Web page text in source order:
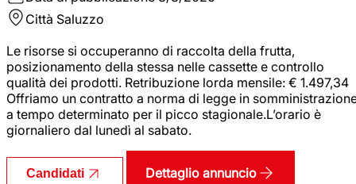
Città Saluzzo
Le risorse si occuperanno di raccolta della frutta,
posizionamento della stessa nelle cassette e controllo
qualità dei prodotti. Retribuzione lorda mensile: € 1.497,34
Offriamo un contratto a norma di legge in
a tempo determinato per il picco stagionale.L’orario è
giornaliero dal lunedì al sabato.
Candidati Dettaglio annuncio